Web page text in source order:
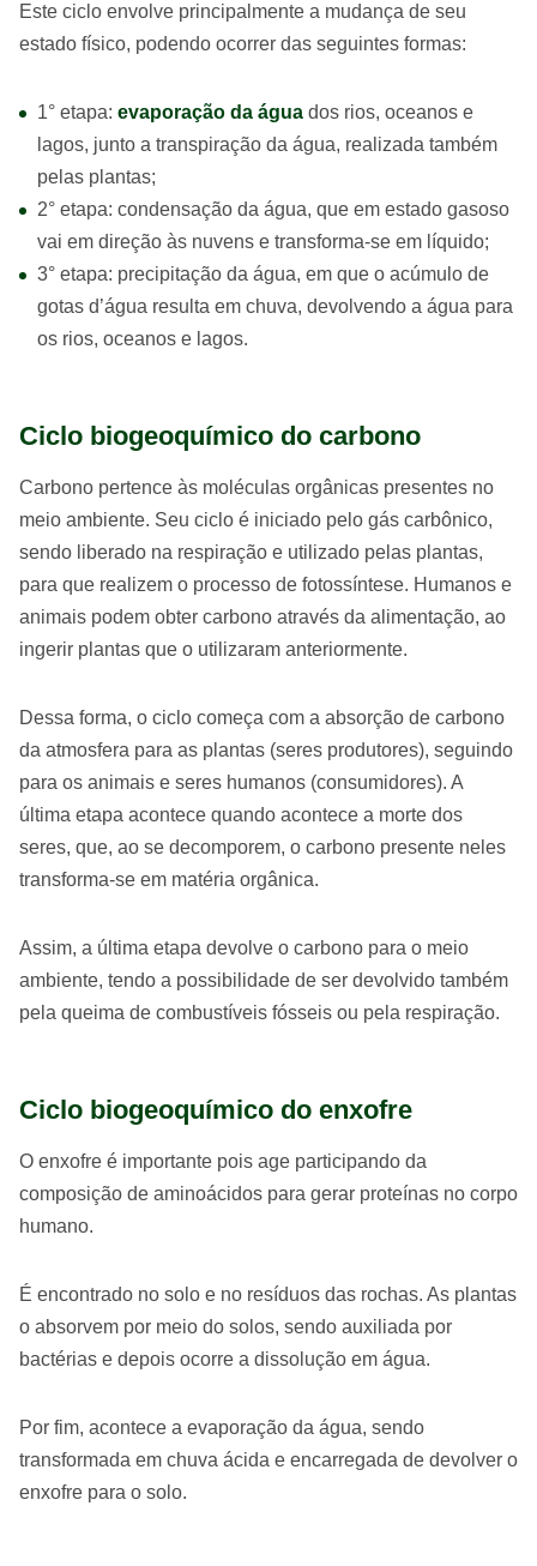
Este ciclo envolve principalmente a mudança de seu
estado físico, podendo ocorrer das seguintes formas:
1° etapa: evaporação da água dos rios, oceanos e
lagos, junto a transpiração da água, realizada também
pelas plantas;
2° etapa: condensação da água, que em estado gasoso
vai em direção às nuvens e transforma-se em líquido;
3° etapa: precipitação da água, em que o acúmulo de
gotas d’água resulta em chuva, devolvendo a água para
os rios, oceanos e lagos.
Ciclo biogeoquímico do carbono
Carbono pertence às moléculas orgânicas presentes no
meio ambiente. Seu ciclo é iniciado pelo gás carbônico,
sendo liberado na respiração e utilizado pelas plantas,
para que realizem o processo de fotossíntese. Humanos e
animais podem obter carbono através da alimentação, ao
ingerir plantas que o utilizaram anteriormente.
Dessa forma, o ciclo começa com a absorção de carbono
da atmosfera para as plantas (seres produtores), seguindo
para os animais e seres humanos (consumidores). A
última etapa acontece quando acontece a morte dos
seres, que, ao se decomporem, o carbono presente neles
transforma-se em matéria orgânica.
Assim, a última etapa devolve o carbono para o meio
ambiente, tendo a possibilidade de ser devolvido também
pela queima de combustíveis fósseis ou pela respiração.
Ciclo biogeoquímico do enxofre
O enxofre é importante pois age participando da
composição de aminoácidos para gerar proteínas no corpo
humano.
É encontrado no solo e no resíduos das rochas. As plantas
o absorvem por meio do solos, sendo auxiliada por
bactérias e depois ocorre a dissolução em água.
Por fim, acontece a evaporação da água, sendo
transformada em chuva ácida e encarregada de devolver o
enxofre para o solo.